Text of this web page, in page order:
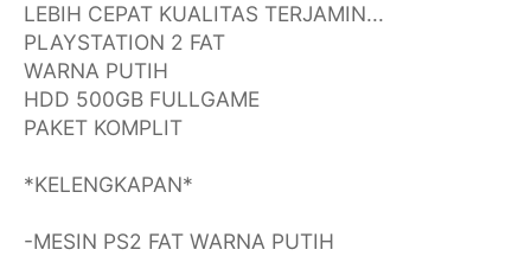
LEBIH CEPAT KUALITAS TERJAMIN...
PLAYSTATION 2 FAT
WARNA PUTIH
HDD 500GB FULLGAME
PAKET KOMPLIT
*KELENGKAPAN*
-MESIN PS2 FAT WARNA PUTIH